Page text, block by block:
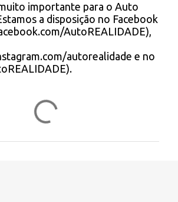
importante para o Auto
a disposição no Facebook
AutoREALIDADE),
autorealidade e no